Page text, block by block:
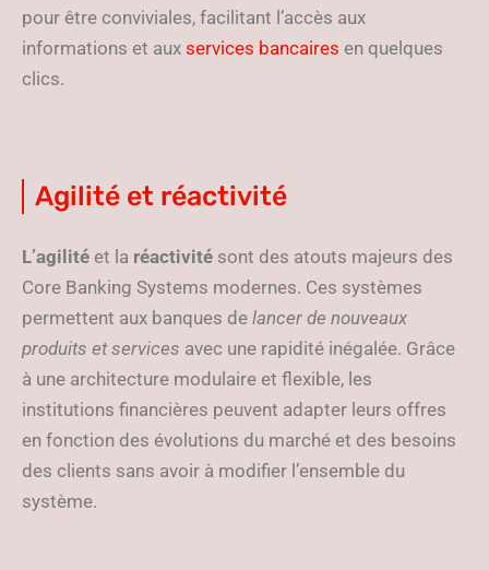
pour être conviviales, facilitant l’accès aux
informations et aux services bancaires en quelques
clics.
Agilité et réactivité
L’agilité et la réactivité sont des atouts majeurs des
Core Banking Systems modernes. Ces systèmes
permettent aux banques de lancer de nouveaux
produits et services avec une rapidité inégalée. Grâce
à une architecture modulaire et flexible, les
institutions financières peuvent adapter leurs offres
en fonction des évolutions du marché et des besoins
des clients sans avoir à modifier l’ensemble du
système.